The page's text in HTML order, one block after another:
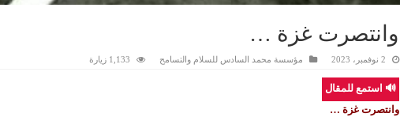
وانتصرت غزة …
2 نوفمبر، 2023 مؤسسة محمد السادس للسلام والتسامح 1,133 زيارة
🔊 استمع للمقال
وانتصرت غزة …